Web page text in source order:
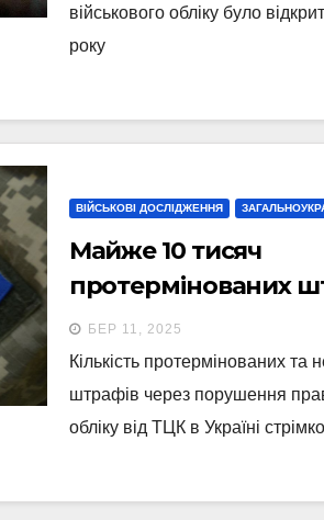
військового обліку було
року
ВІЙСЬКОВІ ДОСЛІДЖЕННЯ
Майже 10 тисяч
протермінованих
від початку року
БЕР 11, 2025
Кількість протермінованих та
штрафів через порушення
обліку від ТЦК в Україні